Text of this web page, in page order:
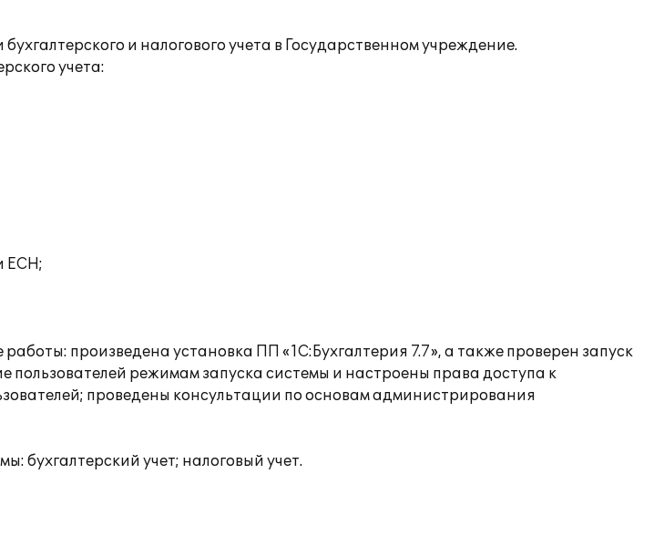
и налогового учета в Государственном учреждение.
учета:
ЕСН;
произведена установка ПП «1С:Бухгалтерия 7.7», а также проверен запуск
режимам запуска системы и настроены права доступа к
проведены консультации по основам администрирования
бухгалтерский учет; налоговый учет.